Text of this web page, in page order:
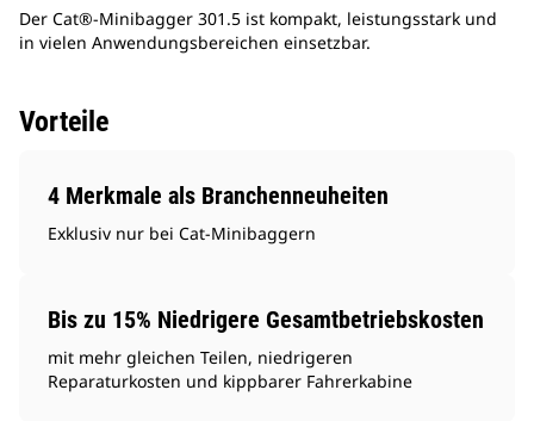
Der Cat®-Minibagger 301.5 ist kompakt, leistungsstark und
in vielen Anwendungsbereichen einsetzbar.
Vorteile
4 Merkmale als Branchenneuheiten
Exklusiv nur bei Cat-Minibaggern
Bis zu 15% Niedrigere Gesamtbetriebskosten
mit mehr gleichen Teilen, niedrigeren
Reparaturkosten und kippbarer Fahrerkabine